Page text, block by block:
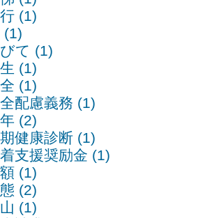
(1)
(1)
て (1)
(1)
(1)
配慮義務 (1)
(2)
健康診断 (1)
支援奨励金 (1)
(1)
(2)
(1)